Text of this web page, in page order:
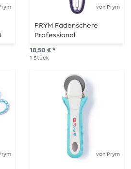
von Prym
PRYM Fadenschere
Professional
18,50 € *
1 Stück
von Prym